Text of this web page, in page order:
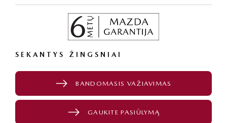
SEKANTYS ŽINGSNIAI
BANDOMASIS VAŽIAVIMAS
GAUKITE PASIŪLYMĄ